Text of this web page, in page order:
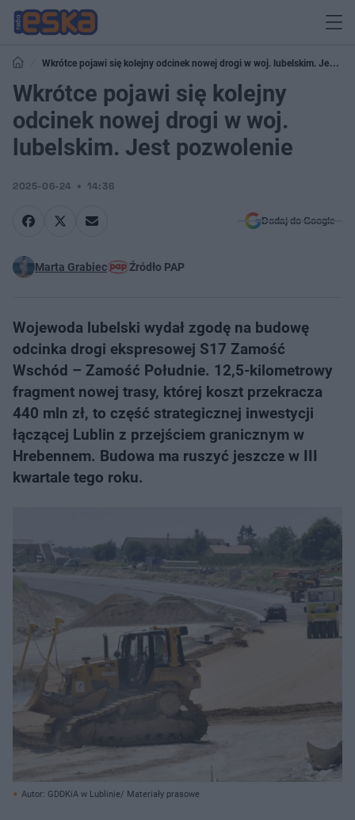
Wkrótce pojawi się kolejny odcinek nowej drogi w woj. lubelskim. Jest
pozwolenie
Wkrótce pojawi się kolejny
odcinek nowej drogi w woj.
lubelskim. Jest pozwolenie
2025-06-24 14:36
Dodaj do Google
Marta Grabiec Źródło PAP
Wojewoda lubelski wydał zgodę na budowę
odcinka drogi ekspresowej S17 Zamość
Wschód – Zamość Południe. 12,5-kilometrowy
fragment nowej trasy, której koszt przekracza
440 mln zł, to część strategicznej inwestycji
łączącej Lublin z przejściem granicznym w
Hrebennem. Budowa ma ruszyć jeszcze w III
kwartale tego roku.
Autor: GDDKiA w Lublinie/ Materiały prasowe